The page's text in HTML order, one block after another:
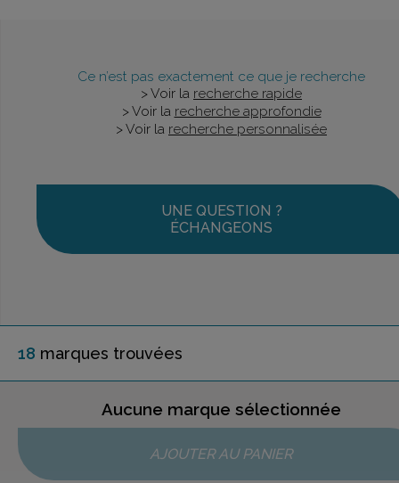
Ce n’est pas exactement ce que je recherche
> Voir la recherche rapide
> Voir la recherche approfondie
> Voir la recherche personnalisée
UNE QUESTION ?
ÉCHANGEONS
18 marques trouvées
Aucune marque sélectionnée
AJOUTER AU PANIER